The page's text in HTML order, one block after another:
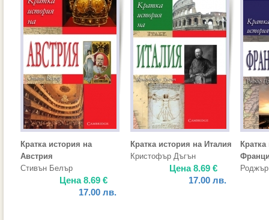
Кратка история на
Австрия
Стивън Белър
Цена8.69 €
17.00 лв.
Кратка история на Италия
Кристофър Дъгън
Цена8.69 €
17.00 лв.